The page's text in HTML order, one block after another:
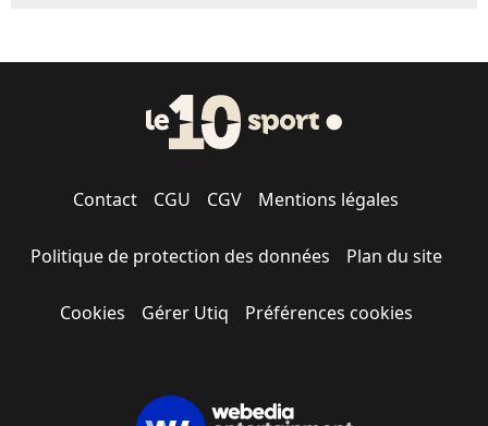
Contact CGU CGV Mentions légales
Politique de protection des données Plan du site
Cookies Gérer Utiq Préférences cookies